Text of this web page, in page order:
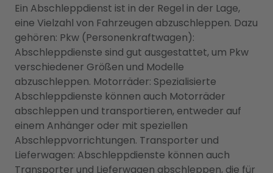
Ein Abschleppdienst ist in der Regel in der Lage,
eine Vielzahl von Fahrzeugen abzuschleppen. Dazu
gehören: Pkw (Personenkraftwagen):
Abschleppdienste sind gut ausgestattet, um Pkw
verschiedener Größen und Modelle
abzuschleppen. Motorräder: Spezialisierte
Abschleppdienste können auch Motorräder
abschleppen und transportieren, entweder auf
einem Anhänger oder mit speziellen
Abschleppvorrichtungen. Transporter und
Lieferwagen: Abschleppdienste können auch
Transporter und Lieferwagen abschleppen, die für